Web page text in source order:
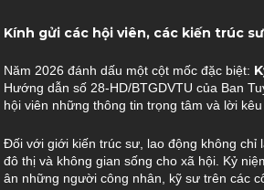
Kính gửi các hội viên, các kiến trúc
Năm 2026 đánh dấu một cột mốc đặc biệt:
Hướng dẫn số 28-HD/BTGDVTU của Ban
hội viên những thông tin trọng tâm và lời
Đối với giới kiến trúc sư, lao động không chỉ
đô thị và không gian sống cho xã hội. Kỷ
ân những người công nhân, kỹ sư trên các